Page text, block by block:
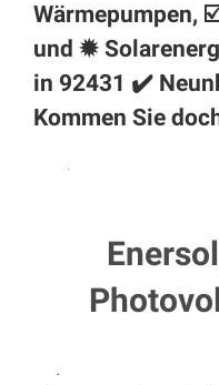
Wärmepumpen,
und ✹
in 92431 ✔️
Kommen Sie